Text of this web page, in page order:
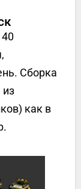
Сборка
как в